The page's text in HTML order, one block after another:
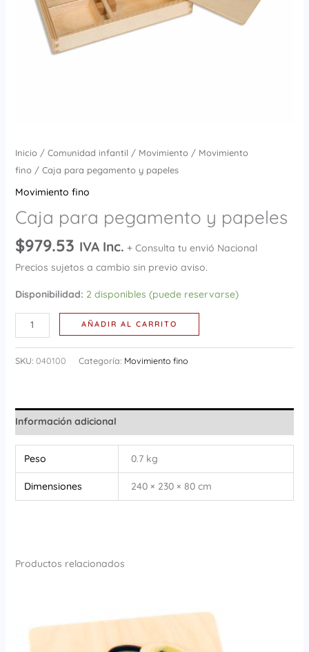
Inicio/ Comunidad infantil / Movimiento/ Movimiento
fino/ Caja para pegamento y papeles
Movimiento fino
Caja para pegamento y papeles
$979.53 IVA Inc. + Consulta tu envió Nacional
Precios sujetos a cambio sin previo aviso.
Disponibilidad: 2 disponibles (puede reservarse)
AÑADIR AL CARRITO
SKU: 040100 Categoría: Movimiento fino
Información adicional
Peso 0.7 kg
Dimensiones 240 × 230 × 80 cm
Productos relacionados